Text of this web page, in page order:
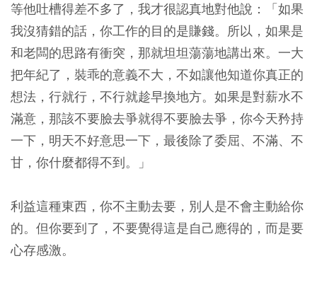
等他吐槽得差不多了，我才很認真地對他說：「如果
我沒猜錯的話，你工作的目的是賺錢。所以，如果是
和老闆的思路有衝突，那就坦坦蕩蕩地講出來。一大
把年紀了，裝乖的意義不大，不如讓他知道你真正的
想法，行就行，不行就趁早換地方。如果是對薪水不
滿意，那該不要臉去爭就得不要臉去爭，你今天矜持
一下，明天不好意思一下，最後除了委屈、不滿、不
甘，你什麼都得不到。」
利益這種東西，你不主動去要，別人是不會主動給你
的。但你要到了，不要覺得這是自己應得的，而是要
心存感激。